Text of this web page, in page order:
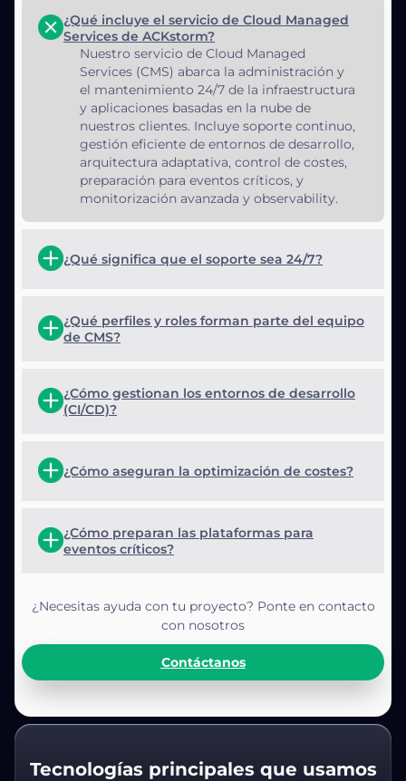
¿Qué incluye el servicio de Cloud Managed
Services de ACKstorm?
Nuestro servicio de Cloud Managed
Services (CMS) abarca la administración y
el mantenimiento 24/7 de la infraestructura
y aplicaciones basadas en la nube de
nuestros clientes. Incluye soporte continuo,
gestión eficiente de entornos de desarrollo,
arquitectura adaptativa, control de costes,
preparación para eventos críticos, y
monitorización avanzada y observability.
¿Qué significa que el soporte sea 24/7?
¿Qué perfiles y roles forman parte del equipo
de CMS?
¿Cómo gestionan los entornos de desarrollo
(CI/CD)?
¿Cómo aseguran la optimización de costes?
¿Cómo preparan las plataformas para
eventos críticos?
¿Necesitas ayuda con tu proyecto? Ponte en contacto
con nosotros
Contáctanos
Tecnologías principales que usamos